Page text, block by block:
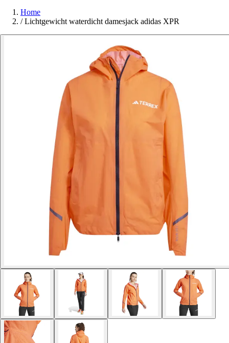
Home
/ Lichtgewicht waterdicht damesjack adidas XPR